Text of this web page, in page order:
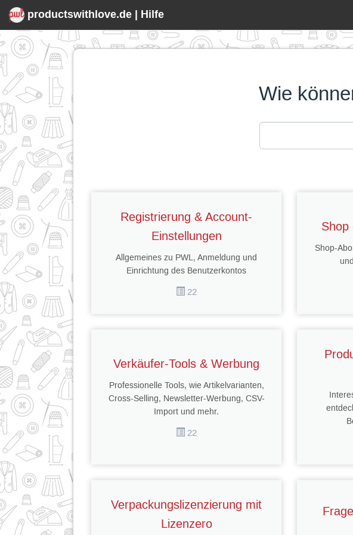
productswithlove.de | Hilfe
Wie
Registrierung & Account-
Einstellungen
Allgemeines zu PWL, Anmeldung und
Einrichtung des Benutzerkontos
22
Shop
Shop-
Verkäufer-Tools & Werbung
Professionelle Tools, wie Artikelvarianten,
Cross-Selling, Newsletter-Werbung, CSV-
Import und mehr.
22
Verpackungslizenzierung mit
Lizenzero